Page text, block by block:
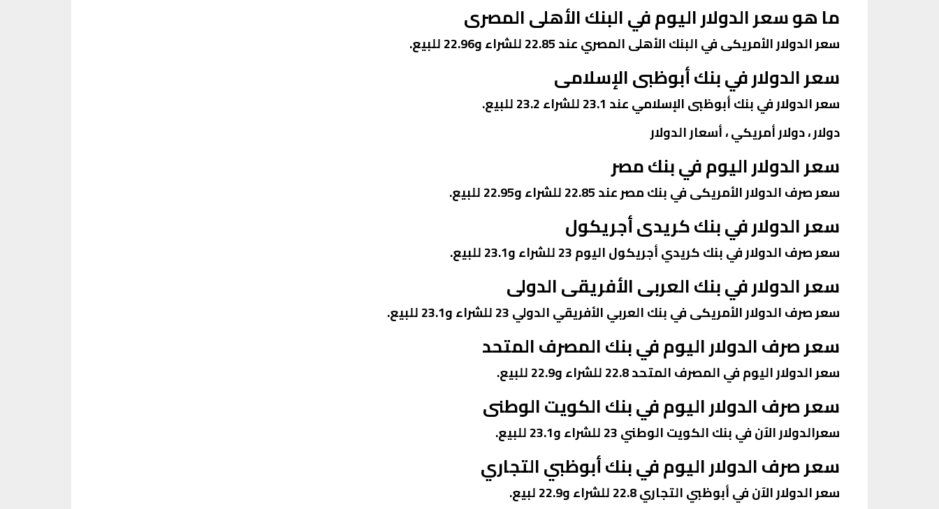
ما هو سعر الدولار اليوم في البنك الأهلى المصرى
سعر الدولار الأمريكى في البنك الأهلى المصري عند 22.85 للشراء و22.96 للبيع.
سعر الدولار في بنك أبوظبى الإسلامى
سعر الدولار في بنك أبوظبى الإسلامي عند 23.1 للشراء 23.2 للبيع.
دولار ، دولار أمريكي ، أسعار الدولار
سعر الدولار اليوم في بنك مصر
سعر صرف الدولار الأمريكى في بنك مصر عند 22.85 للشراء و22.95 للبيع.
سعر الدولار في بنك كريدى أجريكول
سعر صرف الدولار في بنك كريدي أجريكول اليوم 23 للشراء و23.1 للبيع.
سعر الدولار في بنك العربى الأفريقى الدولى
سعر صرف الدولار الأمريكى في بنك العربي الأفريقي الدولي 23 للشراء و23.1 للبيع.
سعر صرف الدولار اليوم في بنك المصرف المتحد
سعر الدولار اليوم في المصرف المتحد 22.8 للشراء و22.9 للبيع.
سعر صرف الدولار اليوم في بنك الكويت الوطنى
سعرالدولار الآن في بنك الكويت الوطني 23 للشراء و23.1 للبيع.
سعر صرف الدولار اليوم في بنك أبوظبي التجاري
سعر الدولار الآن في أبوظبي التجاري 22.8 للشراء و22.9 لبيع.